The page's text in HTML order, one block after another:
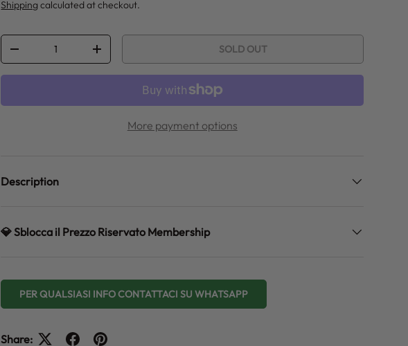
Shipping calculated at checkout.
Qty
DECREASE QUANTITYINCREASE QUANTITY SOLD OUT
More payment options
Description
💎 Sblocca il Prezzo Riservato Membership
PER QUALSIASI INFO CONTATTACI SU WHATSAPP
Share: